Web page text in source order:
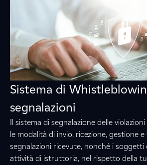
Sistema di
segnalazioni
Il sistema di segnalazione delle
le modalità di invio, ricezione, gestione
segnalazioni ricevute, nonché i soggetti
attività di istruttoria, nel rispetto della